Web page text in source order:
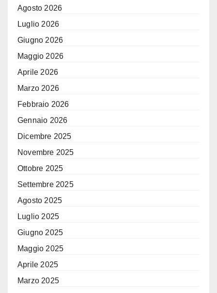
Agosto 2026
Luglio 2026
Giugno 2026
Maggio 2026
Aprile 2026
Marzo 2026
Febbraio 2026
Gennaio 2026
Dicembre 2025
Novembre 2025
Ottobre 2025
Settembre 2025
Agosto 2025
Luglio 2025
Giugno 2025
Maggio 2025
Aprile 2025
Marzo 2025